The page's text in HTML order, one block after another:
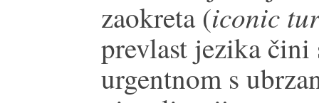
zaokreta (iconic
prevlast jezika čini
urgentnom s